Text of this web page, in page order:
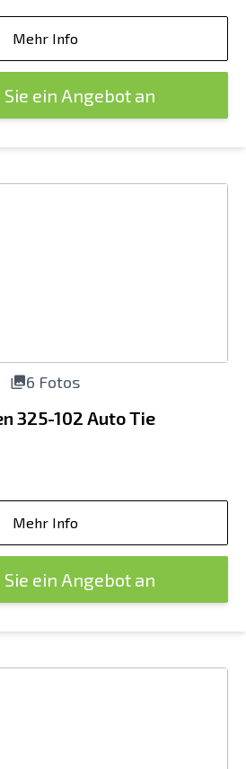
Mehr Info
ein Angebot an
6 Fotos
325-102 Auto Tie
Mehr Info
ein Angebot an